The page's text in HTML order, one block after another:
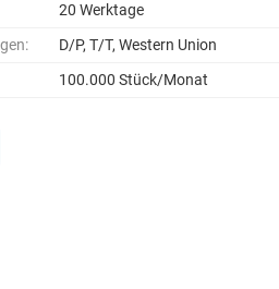
20 Werktage
D/P, T/T, Western Union
100.000 Stück/Monat